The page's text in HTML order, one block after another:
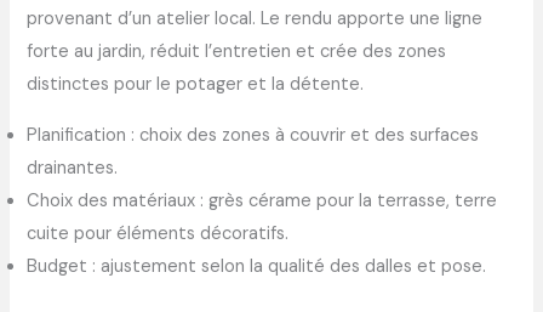
provenant d’un atelier local. Le rendu apporte une ligne
forte au jardin, réduit l’entretien et crée des zones
distinctes pour le potager et la détente.
Planification : choix des zones à couvrir et des surfaces
drainantes.
Choix des matériaux : grès cérame pour la terrasse, terre
cuite pour éléments décoratifs.
Budget : ajustement selon la qualité des dalles et pose.